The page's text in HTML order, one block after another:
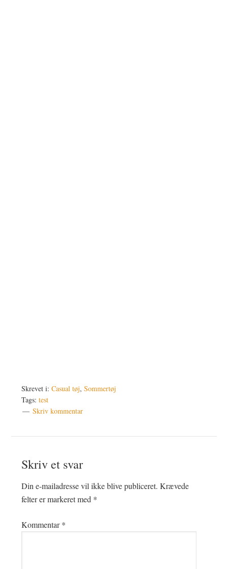
Skrevet i:Casual tøj,Sommertøj
Tags:test
Skriv kommentar
Skriv et svar
Din e-mailadresse vil ikke blive publiceret. Krævede
felter er markeret med *
Kommentar*